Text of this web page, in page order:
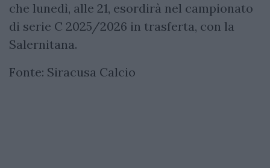
che lunedì, alle 21, esordirà nel campionato
di serie C 2025/2026 in trasferta, con la
Salernitana.
Fonte: Siracusa Calcio